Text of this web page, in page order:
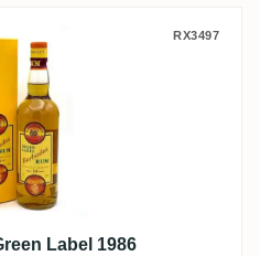
Green Label 1986
RX3497
Label 1986